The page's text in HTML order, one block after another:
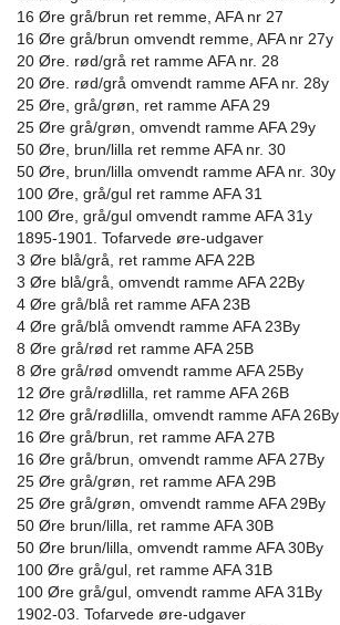
16 Øre grå/brun ret remme, AFA nr 27
16 Øre grå/brun omvendt remme, AFA nr 27y
20 Øre. rød/grå ret ramme AFA nr. 28
20 Øre. rød/grå omvendt ramme AFA nr. 28y
25 Øre, grå/grøn, ret ramme AFA 29
25 Øre grå/grøn, omvendt ramme AFA 29y
50 Øre, brun/lilla ret remme AFA nr. 30
50 Øre, brun/lilla omvendt ramme AFA nr. 30y
100 Øre, grå/gul ret ramme AFA 31
100 Øre, grå/gul omvendt ramme AFA 31y
1895-1901. Tofarvede øre-udgaver
3 Øre blå/grå, ret ramme AFA 22B
3 Øre blå/grå, omvendt ramme AFA 22By
4 Øre grå/blå ret ramme AFA 23B
4 Øre grå/blå omvendt ramme AFA 23By
8 Øre grå/rød ret ramme AFA 25B
8 Øre grå/rød omvendt ramme AFA 25By
12 Øre grå/rødlilla, ret ramme AFA 26B
12 Øre grå/rødlilla, omvendt ramme AFA 26By
16 Øre grå/brun, ret ramme AFA 27B
16 Øre grå/brun, omvendt ramme AFA 27By
25 Øre grå/grøn, ret ramme AFA 29B
25 Øre grå/grøn, omvendt ramme AFA 29By
50 Øre brun/lilla, ret ramme AFA 30B
50 Øre brun/lilla, omvendt ramme AFA 30By
100 Øre grå/gul, ret ramme AFA 31B
100 Øre grå/gul, omvendt ramme AFA 31By
1902-03. Tofarvede øre-udgaver